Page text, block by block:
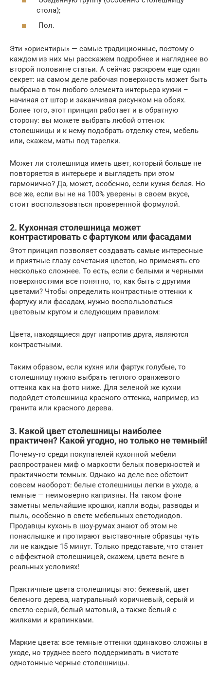
стола);
Пол.
Эти «ориентиры» — самые традиционные, поэтому о
каждом из них мы расскажем подробнее и нагляднее во
второй половине статьи. А сейчас раскроем еще один
секрет: на самом деле рабочая поверхность может быть
выбрана в тон любого элемента интерьера кухни –
начиная от штор и заканчивая рисунком на обоях.
Более того, этот принцип работает и в обратную
сторону: вы можете выбрать любой оттенок
столешницы и к нему подобрать отделку стен, мебель
или, скажем, маты под тарелки.
Может ли столешница иметь цвет, который больше не
повторяется в интерьере и выглядеть при этом
гармонично? Да, может, особенно, если кухня белая. Но
все же, если вы не на 100% уверены в своем вкусе,
стоит воспользоваться проверенной формулой.
2. Кухонная столешница может
контрастировать с фартуком или фасадами
Этот принцип позволяет создавать самые интересные
и приятные глазу сочетания цветов, но применять его
несколько сложнее. То есть, если с белыми и черными
поверхностями все понятно, то, как быть с другими
цветами? Чтобы определить контрастные оттенки к
фартуку или фасадам, нужно воспользоваться
цветовым кругом и следующим правилом:
Цвета, находящиеся друг напротив друга, являются
контрастными.
Таким образом, если кухня или фартук голубые, то
столешницу нужно выбрать теплого оранжевого
оттенка как на фото ниже. Для зеленой же кухни
подойдет столешница красного оттенка, например, из
гранита или красного дерева.
3. Какой цвет столешницы наиболее
практичен? Какой угодно, но только не темный!
Почему-то среди покупателей кухонной мебели
распространен миф о маркости белых поверхностей и
практичности темных. Однако на деле все обстоит
совсем наоборот: белые столешницы легки в уходе, а
темные — неимоверно капризны. На таком фоне
заметны мельчайшие крошки, капли воды, разводы и
пыль, особенно в свете мебельных светодиодов.
Продавцы кухонь в шоу-румах знают об этом не
понаслышке и протирают выставочные образцы чуть
ли не каждые 15 минут. Только представьте, что станет
с эффектной столешницей, скажем, цвета венге в
реальных условиях!
Практичные цвета столешницы это: бежевый, цвет
беленого дерева, натуральный коричневый, серый и
светло-серый, белый матовый, а также белый с
жилками и крапинками.
Маркие цвета: все темные оттенки одинаково сложны в
уходе, но труднее всего поддерживать в чистоте
однотонные черные столешницы.